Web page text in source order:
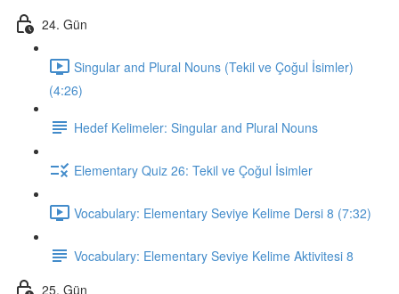
24. Gün
Singular and Plural Nouns (Tekil ve Çoğul İsimler)
(4:26)
Hedef Kelimeler: Singular and Plural Nouns
Elementary Quiz 26: Tekil ve Çoğul İsimler
Vocabulary: Elementary Seviye Kelime Dersi 8 (7:32)
Vocabulary: Elementary Seviye Kelime Aktivitesi 8
25. Gün